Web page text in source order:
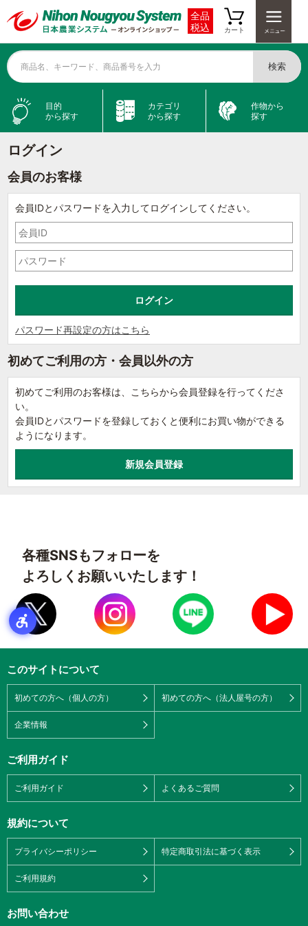
全品
税込
カート
商品名、キーワード、商品番号を入力 検索
目的
から探す
カテゴリ
から探す
作物から
探す
ログイン
会員のお客様
会員IDとパスワードを入力してログインしてください。
パスワード再設定の方はこちら
初めてご利用の方・会員以外の方
初めてご利用のお客様は、こちらから会員登録を行ってくださ
い。
会員IDとパスワードを登録しておくと便利にお買い物ができる
ようになります。
各種SNSもフォローを
よろしくお願いいたします！
このサイトについて
初めての方へ（個人の方） 初めての方へ（法人屋号の方）
企業情報
ご利用ガイド
ご利用ガイド よくあるご質問
規約について
プライバシーポリシー 特定商取引法に基づく表示
ご利用規約
お問い合わせ